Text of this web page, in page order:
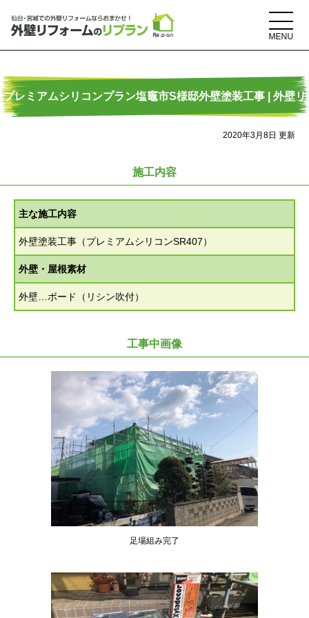
プレミアムシリコンプラン塩竈市S様邸外壁塗装工事 | 外壁リ
2020年3月8日 更新
施工内容
主な施工内容
外壁塗装工事（プレミアムシリコンSR407）
外壁・屋根素材
外壁…ボード（リシン吹付）
工事中画像
足場組み完了